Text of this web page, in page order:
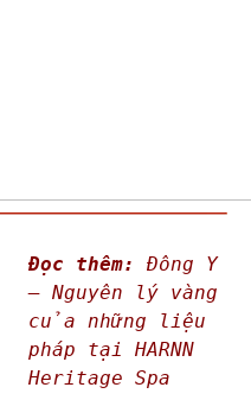
Đọc thêm:
Đông Y
– Nguyên lý vàng
của những liệu
pháp tại HARNN
Heritage Spa